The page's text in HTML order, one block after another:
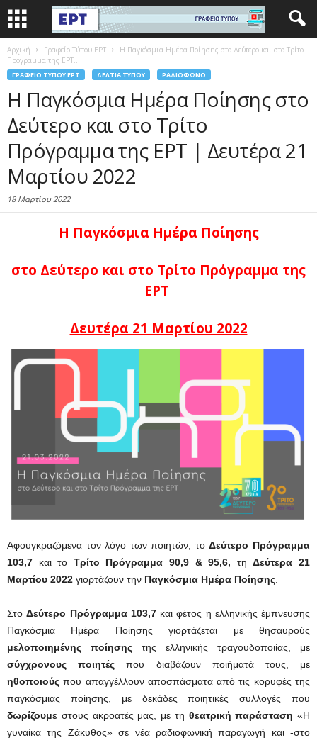
Αρχική Γραφείο Τύπου ΕΡΤ
Η Παγκόσμια Ημέρα Ποίησης στο Δεύτερο και στο Τρίτο
Πρόγραμμα της ΕΡΤ...
ΓΡΑΦΕΊΟ ΤΎΠΟΥ ΕΡΤ ΔΕΛΤΊΑ ΤΎΠΟΥ ΡΑΔΙΌΦΩΝΟ
Η Παγκόσμια Ημέρα Ποίησης στο
Δεύτερο και στο Τρίτο
Πρόγραμμα της ΕΡΤ | Δευτέρα 21
Μαρτίου 2022
18 Μαρτίου 2022
Η Παγκόσμια Ημέρα Ποίησης
στο Δεύτερο και στο Τρίτο Πρόγραμμα της
ΕΡΤ
Δευτέρα 21 Μαρτίου 2022
Αφουγκραζόμενα τον λόγο των ποιητών, τοΔεύτερο Πρόγραμμα
103,7 και το Τρίτο Πρόγραμμα 90,9 & 95,6, τηΔεύτερα 21
Μαρτίου 2022 γιορτάζουν την Παγκόσμια Ημέρα Ποίησης
ΣτοΔεύτερο Πρόγραμμα 103,7και φέτος η ελληνικής έμπνευσης
Παγκόσμια Ημέρα Ποίησης γιορτάζεται με θησαυρούς
μελοποιημένης ποίησης της ελληνικής τραγουδοποιίας, με
σύγχρονους ποιητές που διαβάζουν ποιήματά τους, με
ηθοποιούς που απαγγέλλουν αποσπάσματα από τις κορυφές της
παγκόσμιας ποίησης, με δεκάδες ποιητικές συλλογές που
δωρίζουμε στους ακροατές μας, με τη θεατρική παράσταση «Η
γυναίκα της Ζάκυθος» σε νέα ραδιοφωνική παραγωγή και -στο